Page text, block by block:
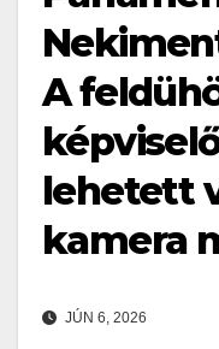
A
lehetett
kamera
JÚN 6, 2026